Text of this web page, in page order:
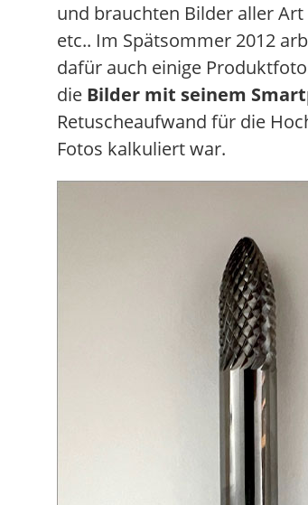
und brauchten Bilder aller
etc.. Im Spätsommer 2012
dafür auch einige
die Bilder mit seinem
Retuscheaufwand für die
Fotos kalkuliert war.